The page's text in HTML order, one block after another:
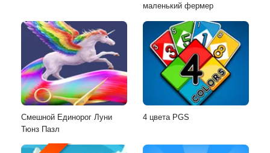
маленький фермер
Смешной Единорог Луни
Тюнз Пазл
4 цвета PGS